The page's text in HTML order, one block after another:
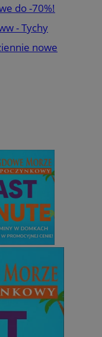
do -70%!
- Tychy
nowe